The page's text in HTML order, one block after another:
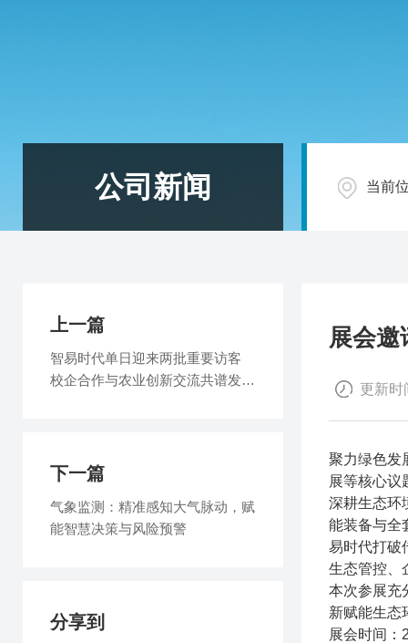
公司新闻 当前
展会邀
更新时
聚力绿色发
展等核心议
深耕生态环
能装备与全
易时代打破
生态管控、
本次参展充
新赋能生态
展会时间：
上一篇
智易时代单日迎来两批重要访客
校企合作与农业创新交流共谱发展
下一篇
气象监测：精准感知大气脉动，赋
能智慧决策与风险预警
分享到